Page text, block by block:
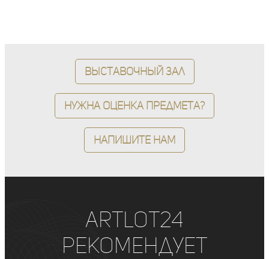
Выставочный зал
Нужна оценка предмета?
Напишите нам
ArtLot24
рекомендует